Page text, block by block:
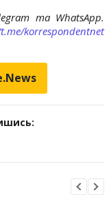
та WhatsApp.
korrespondentnet